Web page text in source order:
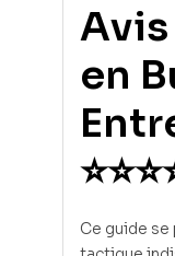
Avis
en
Ce guide